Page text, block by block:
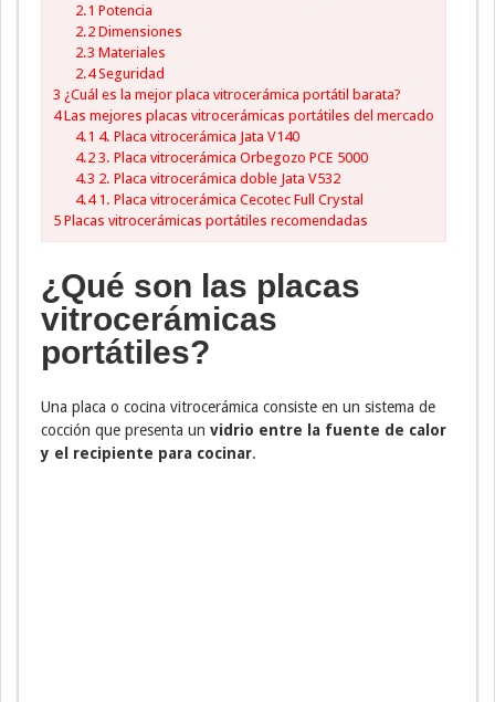
2.1 Potencia
2.2Dimensiones
2.3 Materiales
2.4Seguridad
3 ¿Cuál es la mejor placa vitrocerámica portátil barata?
4Las mejores placas vitrocerámicas portátiles del mercado
4.1 4. Placa vitrocerámica Jata V140
4.23. Placa vitrocerámica Orbegozo PCE 5000
4.3 2. Placa vitrocerámica doble Jata V532
4.41. Placa vitrocerámica Cecotec Full Crystal
5 Placas vitrocerámicas portátiles recomendadas
¿Qué son las placas
vitrocerámicas
portátiles?
Una placa o cocina vitrocerámica consiste en un sistema de
cocción que presenta un vidrio entre la fuente de calor
y el recipiente para cocinar.